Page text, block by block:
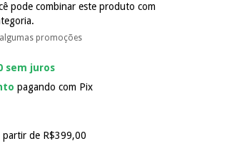
pode combinar este produto com
promoções
sem juros
pagando com Pix
partir de R$399,00